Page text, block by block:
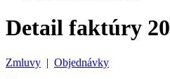
Detail faktúry
Zmluvy | Objednávky